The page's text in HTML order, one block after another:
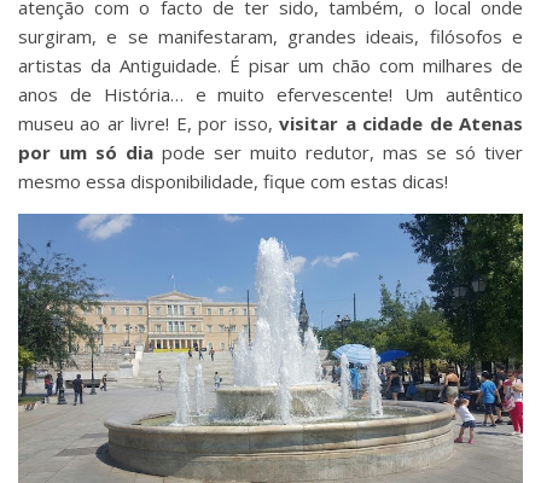
atenção com o facto de ter sido, também, o local onde
surgiram, e se manifestaram, grandes ideais, filósofos e
artistas da Antiguidade. É pisar um chão com milhares de
anos de História… e muito efervescente! Um autêntico
museu ao ar livre! E, por isso,visitar a cidade de Atenas
por um só dia pode ser muito redutor, mas se só tiver
mesmo essa disponibilidade, fique com estas dicas!